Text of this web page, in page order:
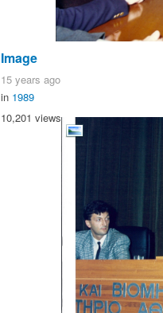
Image
15 years ago
in 1989
10,201 views